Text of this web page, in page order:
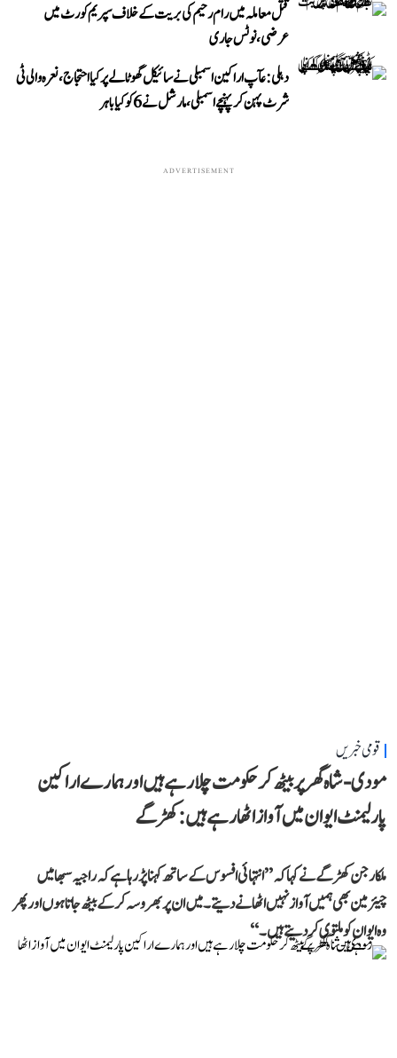
قتل معاملہ میں رام رحیم کی بریت کے خلاف سپریم کورٹ میں
عرضی، نوٹس جاری
دہلی: عآپ اراکین اسمبلی نے سائیکل گھوٹالے پر کیا احتجاج، نعرہ والی ٹی
شرٹ پہن کر پہنچے اسمبلی، مارشل نے 6 کو کیا باہر
ADVERTISEMENT
قومی خبریں
مودی-شاہ گھر پر بیٹھ کر حکومت چلا رہے ہیں اور ہمارے اراکین
پارلیمنٹ ایوان میں آواز اٹھا رہے ہیں: کھڑگے
ملکارجن کھڑگے نے کہا کہ ’’انتہائی افسوس کے ساتھ کہنا پڑ رہا ہے کہ راجیہ سبھا میں
چیئرمین بھی ہمیں آواز نہیں اٹھانے دیتے۔ میں ان پر بھروسہ کر کے بیٹھ جاتا ہوں اور پھر
وہ ایوان کو ملتوی کر دیتے ہیں۔‘‘